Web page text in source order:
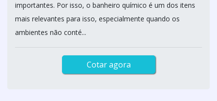
importantes. Por isso, o banheiro químico é um dos itens
mais relevantes para isso, especialmente quando os
ambientes não conté...
Cotar agora